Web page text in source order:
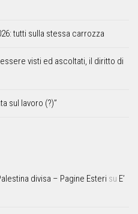
tutti sulla stessa carrozza
visti ed ascoltati, il diritto di
sul lavoro (?)”
divisa – Pagine Esteri su E’